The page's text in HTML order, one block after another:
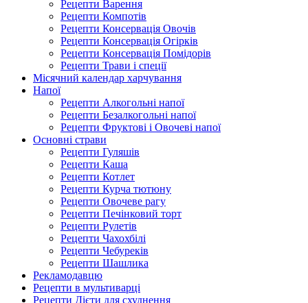
Рецепти Варення
Рецепти Компотів
Рецепти Консервація Овочів
Рецепти Консервація Огірків
Рецепти Консервація Помідорів
Рецепти Трави і спеції
Місячний календар харчування
Напої
Рецепти Алкогольні напої
Рецепти Безалкогольні напої
Рецепти Фруктові і Овочеві напої
Основні страви
Рецепти Гуляшів
Рецепти Каша
Рецепти Котлет
Рецепти Курча тютюну
Рецепти Овочеве рагу
Рецепти Печінковий торт
Рецепти Рулетів
Рецепти Чахохбілі
Рецепти Чебуреків
Рецепти Шашлика
Рекламодавцю
Рецепти в мультиварці
Рецепти Дієти для схуднення